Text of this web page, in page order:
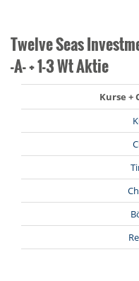
Twelve Seas
-A- + 1-3 Wt Aktie
Kurse +